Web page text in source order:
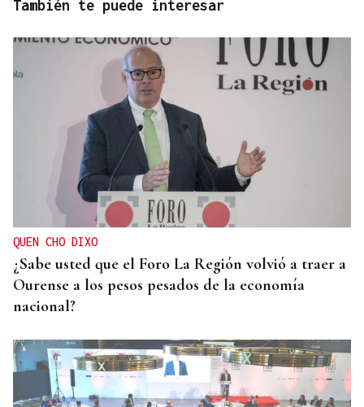
También te puede interesar
QUEN CHO DIXO
¿Sabe usted que el Foro La Región volvió a traer a
Ourense a los pesos pesados de la economía
nacional?